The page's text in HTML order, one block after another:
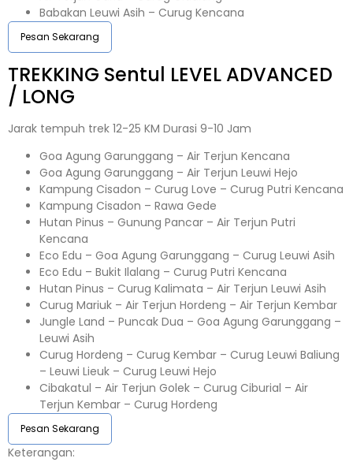
Babakan Leuwi Asih – Curug Kencana
Pesan Sekarang
TREKKING Sentul LEVEL ADVANCED
/ LONG
Jarak tempuh trek 12-25 KM Durasi 9-10 Jam
Goa Agung Garunggang – Air Terjun Kencana
Goa Agung Garunggang – Air Terjun Leuwi Hejo
Kampung Cisadon – Curug Love – Curug Putri Kencana
Kampung Cisadon – Rawa Gede
Hutan Pinus – Gunung Pancar – Air Terjun Putri
Kencana
Eco Edu – Goa Agung Garunggang – Curug Leuwi Asih
Eco Edu – Bukit Ilalang – Curug Putri Kencana
Hutan Pinus – Curug Kalimata – Air Terjun Leuwi Asih
Curug Mariuk – Air Terjun Hordeng – Air Terjun Kembar
Jungle Land – Puncak Dua – Goa Agung Garunggang –
Leuwi Asih
Curug Hordeng – Curug Kembar – Curug Leuwi Baliung
– Leuwi Lieuk – Curug Leuwi Hejo
Cibakatul – Air Terjun Golek – Curug Ciburial – Air
Terjun Kembar – Curug Hordeng
Pesan Sekarang
Keterangan:⁣⁣